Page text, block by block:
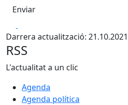
Darrera actualització:
RSS
L'actualitat a un clic
Agenda
Agenda política